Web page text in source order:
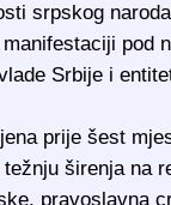
srpskog
pod
Srbije i
prije šest
širenja na
pravoslavna